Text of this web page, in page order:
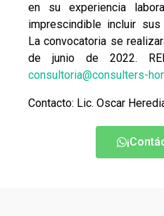
en su experiencia
imprescindible incluir
La convocatoria se
de junio de 2022. REF
consultoria@consulters-
Contacto: Lic. Oscar